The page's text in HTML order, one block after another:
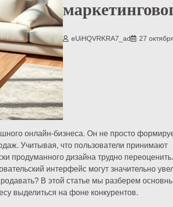
eUiHQVRKRA7_ad 27
онлайн-бизнеса. Он не просто
Учитывая, что пользователи принимают
продуманного дизайна трудно переоценить.
интерфейс могут значительно
В этой статье мы разберем
выделиться на фоне конкурентов.